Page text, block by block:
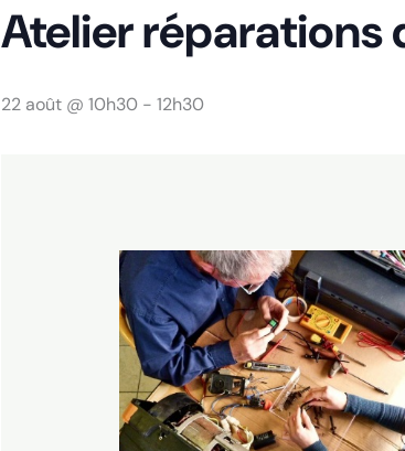
Atelier réparations
22 août @ 10h30 - 12h30